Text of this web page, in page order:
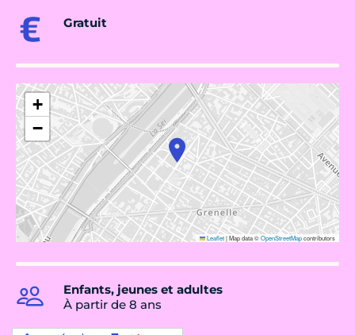
Gratuit
+
−
Leaflet|Map data ©OpenStreetMapcontributors
Enfants, jeunes et adultes
À partir de 8 ans